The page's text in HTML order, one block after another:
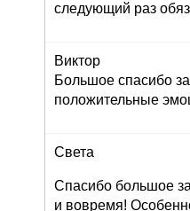
следующий раз
Виктор
Большое спасибо
положительные
Света
Спасибо большое
и вовремя!